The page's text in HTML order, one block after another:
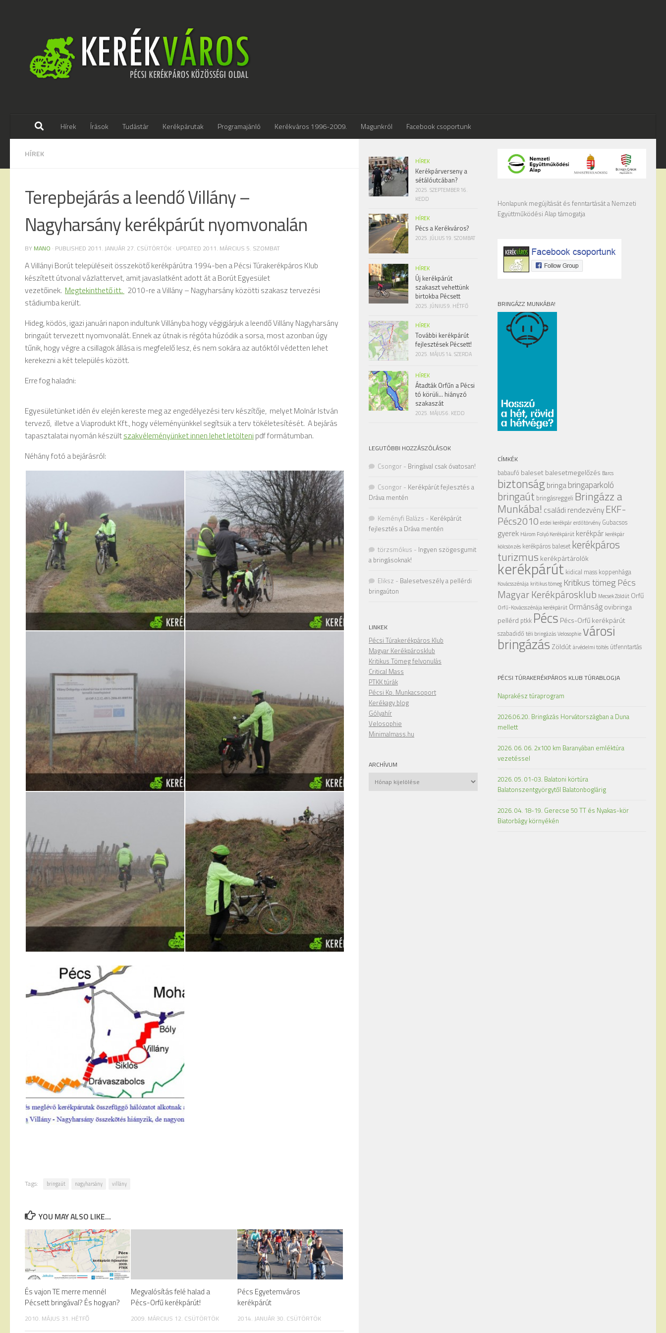
Hírek Írások Tudástár Kerékpárutak Programajánló Kerékváros 1996-2009. Magunkról Facebook csoportunk
HÍREK
Terepbejárás a leendő Villány –
Nagyharsány kerékpárút nyomvonalán
BY MANO · PUBLISHED 2011. JANUÁR 27. CSÜTÖRTÖK · UPDATED 2011. MÁRCIUS 5. SZOMBAT
A Villányi Borút településeit összekötő kerékpárútra 1994-ben a Pécsi Túrakerékpáros Klub
készített útvonal vázlattervet, amit javaslatként adott át a Borút Egyesület
vezetőinek. Megtekinthető itt. 2010-re a Villány – Nagyharsány közötti szakasz tervezési
stádiumba került.
Hideg, ködös, igazi januári napon indultunk Villányba hogy végigjárjuk a leendő Villány Nagyharsány
bringaút tervezett nyomvonalát. Ennek az útnak is régóta húzódik a sorsa, most azonban úgy
tűnik, hogy végre a csillagok állása is megfelelő lesz, és nem sokára az autóktól védetten lehet
kerekezni a két település között.
Erre fog haladni:
Egyesületünket idén év elején kereste meg az engedélyezési terv készítője, melyet Molnár István
tervező, illetve a Viaprodukt Kft., hogy véleményünkkel segítsük a terv tökéletesítését. A bejárás
tapasztalatai nyomán készültszakvéleményünket innen lehet letölteni pdf formátumban.
Néhány fotó a bejárásról:
Tags: bringaút nagyharsány villány
YOU MAY ALSO LIKE...
És vajon TE merre mennél
Pécsett bringával? És hogyan?
2010. MÁJUS 31. HÉTFŐ
Megvalósítás felé halad a
Pécs-Orfű kerékpárút!
2009. MÁRCIUS 12. CSÜTÖRTÖK
Pécs Egyetemváros
kerékpárút
2014. JANUÁR 30. CSÜTÖRTÖK
Honlapunk megújítását és fenntartását a Nemzeti
Együttműködési Alap támogatja
BRINGÁZZ MUNKÁBA!
CÍMKÉK
babaufó balesetbalesetmegelőzés Barcs
biztonságbringabringaparkoló
bringaút bringásreggeli Bringázz a
Munkába! családi rendezvényEKF-
Pécs2010 erdei kerékpárerdőtörvény Gubacsos
gyerek Három Folyó Kerékpárút kerékpár kerékpár
kölcsönzés kerékpáros baleset kerékpáros
turizmus kerékpártárolók
kerékpárút kidical mass koppenhága
Kovácsszénája kritikus tömeg Kritikus tömeg Pécs
Magyar Kerékpárosklub Mecsek Zöldút Orfű
Orfű-Kovácsszénája kerékpárút Ormánságovibringa
pellérd ptkk Pécs Pécs-Orfű kerékpárút
szabadidő téli bringázásVelosophie városi
bringázás Zöldútárvédelmi töltés útfenntartás
PÉCSI TÚRAKERÉKPÁROS KLUB TÚRABLOGJA
Naprakész túraprogram
2026.06.20. Bringázás Horvátországban a Duna
mellett
2026. 06. 06. 2x100 km Baranyában emléktúra
vezetéssel
2026. 05. 01-03. Balatoni körtúra
Balatonszentgyörgytől Balatonboglárig
2026. 04. 18-19. Gerecse 50 TT és Nyakas-kör
Biatorbágy környékén
HÍREK
Kerékpárverseny a
sétálóutcában?
2025. SZEPTEMBER 16.
KEDD
HÍREK
Pécs a Kerékváros?
2025. JÚLIUS 19. SZOMBAT
HÍREK
Új kerékpárút
szakaszt vehettünk
birtokba Pécsett
2025. JÚNIUS 9. HÉTFŐ
HÍREK
További kerékpárút
fejlesztések Pécsett!
2025. MÁJUS 14. SZERDA
HÍREK
Átadták Orfűn a Pécsi
tó körüli… hiányzó
szakaszát
2025. MÁJUS 6. KEDD
LEGUTÓBBI HOZZÁSZÓLÁSOK
Csongor - Bringával csak óvatosan!
Csongor - Kerékpárút fejlesztés a
Dráva mentén
Keményfi Balázs - Kerékpárút
fejlesztés a Dráva mentén
törzsmókus - Ingyen szögesgumit
a bringásoknak!
Eliksz - Balesetveszély a pellérdi
bringaúton
LINKEK
Pécsi Túrakerékpáros Klub
Magyar Kerékpárosklub
Kritikus Tömeg felvonulás
Critical Mass
PTKK túrák
Pécsi Kp. Munkacsoport
Kerékagy blog
Gólyahír
Velosophie
Minimalmass.hu
ARCHÍVUM
Archívum